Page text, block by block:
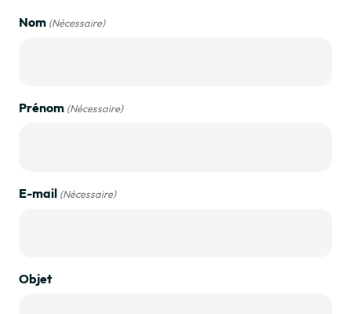
Nom (Nécessaire)
Prénom (Nécessaire)
E-mail (Nécessaire)
Objet